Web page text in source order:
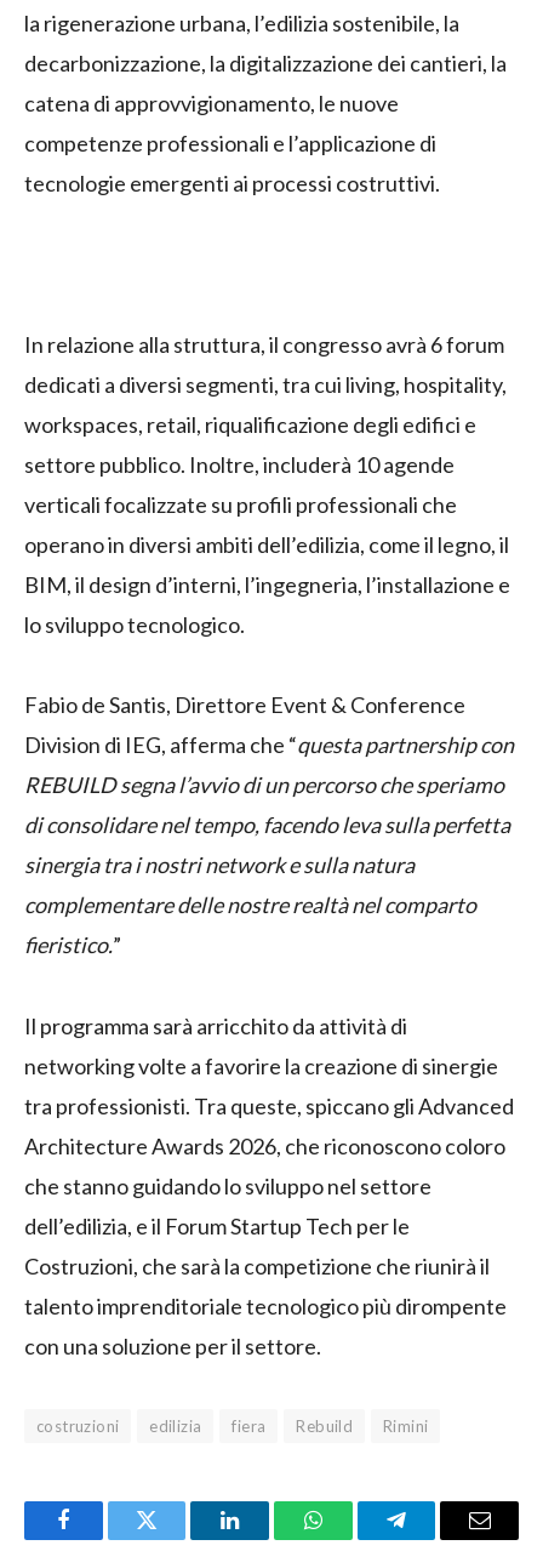
la rigenerazione urbana, l’edilizia sostenibile, la
decarbonizzazione, la digitalizzazione dei cantieri, la
catena di approvvigionamento, le nuove
competenze professionali e l’applicazione di
tecnologie emergenti ai processi costruttivi.
In relazione alla struttura, il congresso avrà 6 forum
dedicati a diversi segmenti, tra cui living, hospitality,
workspaces, retail, riqualificazione degli edifici e
settore pubblico. Inoltre, includerà 10 agende
verticali focalizzate su profili professionali che
operano in diversi ambiti dell’edilizia, come il legno, il
BIM, il design d’interni, l’ingegneria, l’installazione e
lo sviluppo tecnologico.
Fabio de Santis, Direttore Event & Conference
Division di IEG, afferma che “questa partnership con
REBUILD segna l’avvio di un percorso che speriamo
di consolidare nel tempo, facendo leva sulla perfetta
sinergia tra i nostri network e sulla natura
complementare delle nostre realtà nel comparto
fieristico.”
Il programma sarà arricchito da attività di
networking volte a favorire la creazione di sinergie
tra professionisti. Tra queste, spiccano gli Advanced
Architecture Awards 2026, che riconoscono coloro
che stanno guidando lo sviluppo nel settore
dell’edilizia, e il Forum Startup Tech per le
Costruzioni, che sarà la competizione che riunirà il
talento imprenditoriale tecnologico più dirompente
con una soluzione per il settore.
costruzioni edilizia fiera Rebuild Rimini
FacebookTwitter LinkedInWhatsAppTelegramEmail